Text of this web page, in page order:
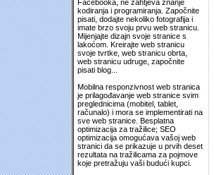
Facebooka, ne zahtjeva znanje
kodiranja i programiranja. Započnite
pisati, dodajte nekoliko fotografija i
imate brzo svoju prvu web stranicu.
Mijenjajte dizajn svoje stranice s
lakoćom. Kreirajte web stranicu
svoje tvrtke, web stranicu obrta,
web stranicu udruge, započnite
pisati blog...
Mobilna responzivnost web stranica
je prilagođavanje web stranice svim
preglednicima (mobitel, tablet,
računalo) i mora se implementirati na
sve web stranice. Besplatna
optimizacija za tražilice; SEO
optimizacija omogućava vašoj web
stranici da se prikazuje u prvih deset
rezultata na tražilicama za pojmove
koje pretražuju vaši budući kupci.